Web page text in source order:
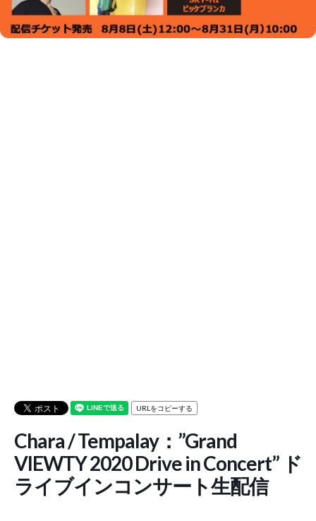
URLをコピーする
Chara / Tempalay：”Grand
VIEWTY 2020 Drive in Concert” ド
ライブインコンサート生配信